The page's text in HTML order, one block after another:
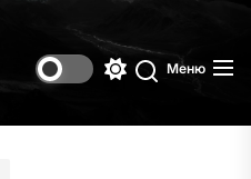
Поиск
Меню